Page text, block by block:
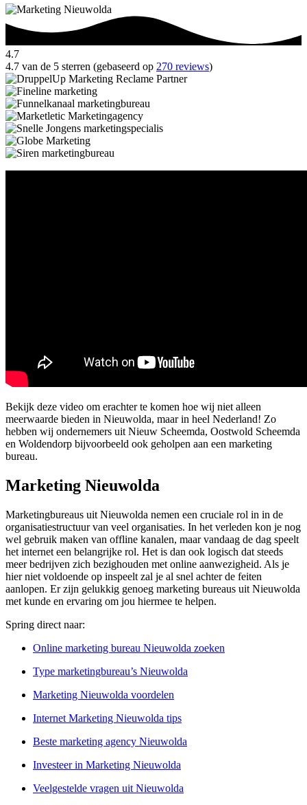
4.7
4.7 van de 5 sterren (gebaseerd op 270 reviews)
Bekijk deze video om erachter te komen hoe wij niet alleen
meerwaarde bieden in Nieuwolda, maar in heel Nederland! Zo
hebben wij ondernemers uit Nieuw Scheemda, Oostwold Scheemda
en Woldendorp bijvoorbeeld ook geholpen aan een marketing
bureau.
Marketing Nieuwolda
Marketingbureaus uit Nieuwolda nemen een cruciale rol in in de
organisatiestructuur van veel organisaties. In het verleden kon je nog
wel gebruik maken van offline kanalen, maar vandaag de dag speelt
het internet een belangrijke rol. Het is dan ook logisch dat steeds
meer bedrijven zich bezighouden met online aanwezigheid. Als je
hier niet voldoende op inspeelt zal je al snel achter de feiten
aanlopen. Er zijn gelukkig genoeg marketing bureaus uit Nieuwolda
met kunde en ervaring om jou hiermee te helpen.
Spring direct naar:
Online marketing bureau Nieuwolda zoeken
Type marketingbureau’s Nieuwolda
Marketing Nieuwolda voordelen
Internet Marketing Nieuwolda tips
Beste marketing agency Nieuwolda
Investeer in Marketing Nieuwolda
Veelgestelde vragen uit Nieuwolda